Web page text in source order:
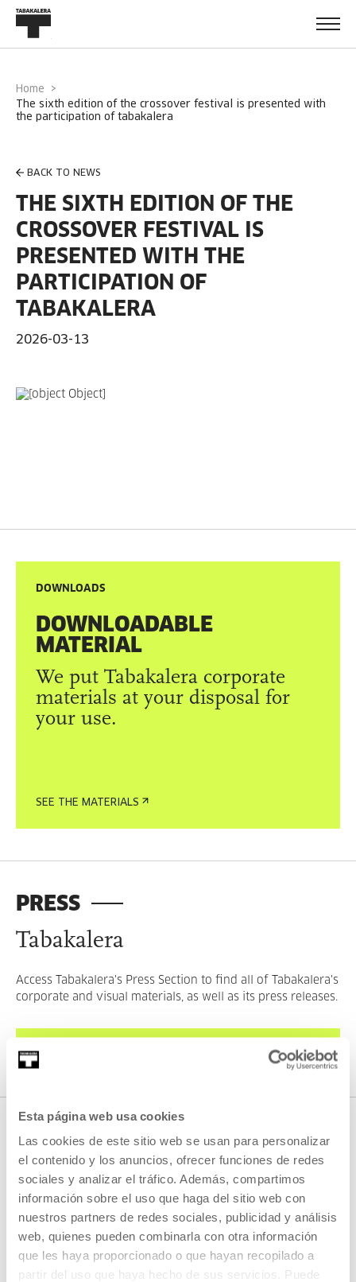
Esta página web usa cookies
Las cookies de este sitio web se usan para personalizar
el contenido y los anuncios, ofrecer funciones de redes
sociales y analizar el tráfico. Además, compartimos
información sobre el uso que haga del sitio web con
nuestros partners de redes sociales, publicidad y análisis
web, quienes pueden combinarla con otra información
que les haya proporcionado o que hayan recopilado a
partir del uso que haya hecho de sus servicios. Puede
Home
the participation of tabakalera
BACK TO NEWS
THE SIXTH EDITION OF THE
CROSSOVER FESTIVAL IS
PRESENTED WITH THE
PARTICIPATION OF
TABAKALERA
2026-03-13
DOWNLOADS
DOWNLOADABLE
MATERIAL
We put Tabakalera corporate
materials at your disposal for
your use.
SEE THE MATERIALS
PRESS
Tabakalera
Access Tabakalera's Press Section to find all of Tabakalera's
corporate and visual materials, as well as its press releases.
CONTACT
Press
E. prentsa@tabakalera.eus
+34 943 011 311